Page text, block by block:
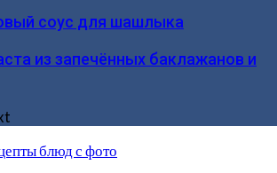
соус для шашлыка
из запечённых баклажанов и